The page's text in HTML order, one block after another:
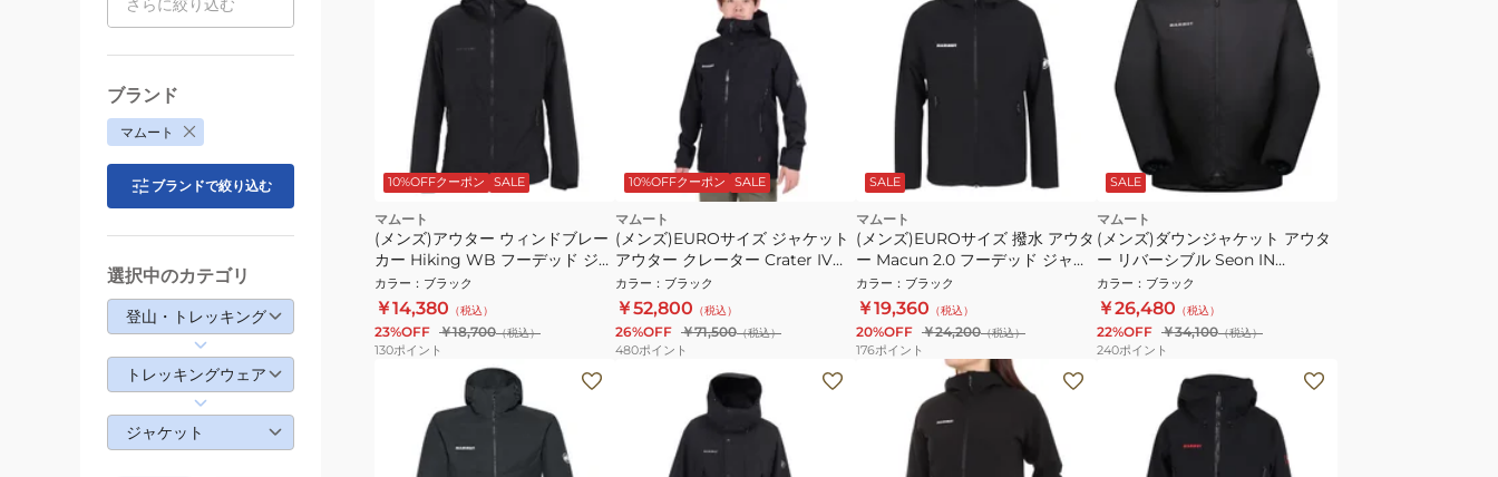
10%OFFクーポン SALE
マムート
(メンズ)アウター ウィンドブレー
カー Hiking WB フーデッド ジャ
ケット AF 1012-00391-0001
EUROサイズ 撥水
カラー ： ブラック
￥14,380 （税込）
23%OFF ￥18,700（税込）
130ポイント
10%OFFクーポン SALE
マムート
(メンズ)EUROサイズ ジャケット
アウター クレーター Crater IV
HS フーデッドジャケット AF
1010-30760-0001
カラー ： ブラック
￥52,800 （税込）
26%OFF ￥71,500（税込）
480ポイント
SALE
マムート
(メンズ)EUROサイズ 撥水 アウタ
ー Macun 2.0 フーデッド ジャケ
ット 1011-00792-0001
カラー ： ブラック
￥19,360 （税込）
20%OFF ￥24,200（税込）
176ポイント
SALE
マムート
(メンズ)ダウンジャケット アウタ
ー リバーシブル Seon IN
Cardigan 1013-00653-0052 ブラ
ック
カラー ： ブラック
￥26,480 （税込）
22%OFF ￥34,100（税込）
240ポイント
ブランド
マムート
ブランドで絞り込む
選択中のカテゴリ
登山・トレッキング
トレッキングウェア
ジャケット